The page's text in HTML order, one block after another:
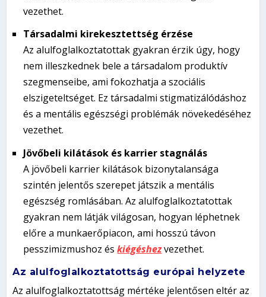
vezethet.
Társadalmi kirekesztettség érzése
Az alulfoglalkoztatottak gyakran érzik úgy, hogy
nem illeszkednek bele a társadalom produktív
szegmenseibe, ami fokozhatja a szociális
elszigeteltséget. Ez társadalmi stigmatizálódáshoz
és a mentális egészségi problémák növekedéséhez
vezethet.
Jövőbeli kilátások és karrier stagnálás
A jövőbeli karrier kilátások bizonytalansága
szintén jelentős szerepet játszik a mentális
egészség romlásában. Az alulfoglalkoztatottak
gyakran nem látják világosan, hogyan léphetnek
előre a munkaerőpiacon, ami hosszú távon
pesszimizmushoz éskiégéshezvezethet.
Az alulfoglalkoztatottság európai helyzete
Az alulfoglalkoztatottság mértéke jelentősen eltér az